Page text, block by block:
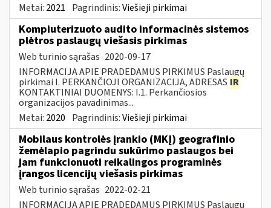
Metai: 2021 Pagrindinis:Viešieji pirkimai
Kompiuterizuoto audito informacinės sistemos
plėtros paslaugų viešasis pirkimas
Web turinio sąrašas 2020-09-17
INFORMACIJA APIE PRADEDAMUS PIRKIMUS Paslaugų
pirkimai I. PERKANČIOJI ORGANIZACIJA, ADRESAS IR
KONTAKTINIAI DUOMENYS: I.1. Perkančiosios
organizacijos pavadinimas...
Metai: 2020 Pagrindinis:Viešieji pirkimai
Mobilaus kontrolės įrankio (MKĮ) geografinio
žemėlapio pagrindu sukūrimo paslaugos bei
jam funkcionuoti reikalingos programinės
įrangos licencijų viešasis pirkimas
Web turinio sąrašas 2022-02-21
INFORMACIJA APIE PRADEDAMUS PIRKIMUS Paslaugų